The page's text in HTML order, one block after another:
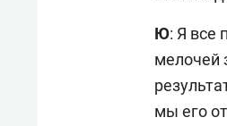
Ю: Я все
мелочей
мы его